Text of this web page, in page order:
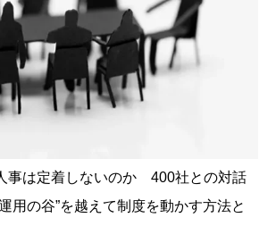
事は定着しないのか 400社との対話
用の谷”を越えて制度を動かす方法と